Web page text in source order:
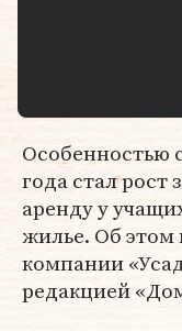
Особенностью
года стал рост
аренду у
жилье. Об этом
компании
редакцией